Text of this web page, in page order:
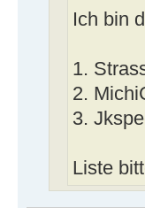
Ich bin
1.
2.
3.
Liste